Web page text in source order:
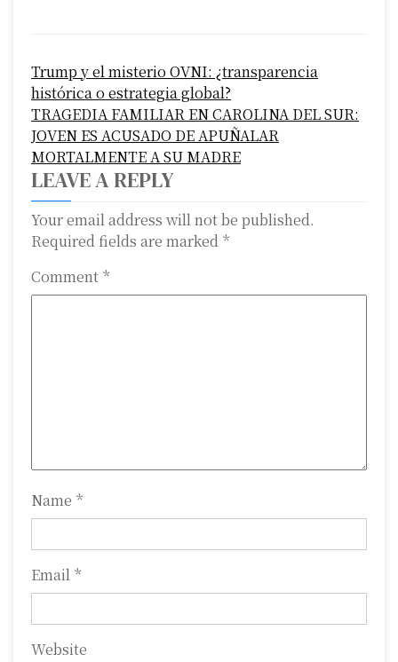
o
s
t
n
a
v
i
n
Trump y el misterio OVNI: ¿transparencia
histórica o estrategia global?
TRAGEDIA FAMILIAR EN CAROLINA DEL SUR:
JOVEN ES ACUSADO DE APUÑALAR
MORTALMENTE A SU MADRE
LEAVE A REPLY
Your email address will not be published.
Required fields are marked *
Comment *
Name *
Email *
Website